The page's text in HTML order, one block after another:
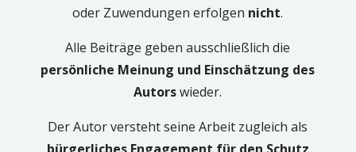
oder Zuwendungen erfolgen nicht.
Alle Beiträge geben ausschließlich die
persönliche Meinung und Einschätzung des
Autorswieder.
Der Autor versteht seine Arbeit zugleich als